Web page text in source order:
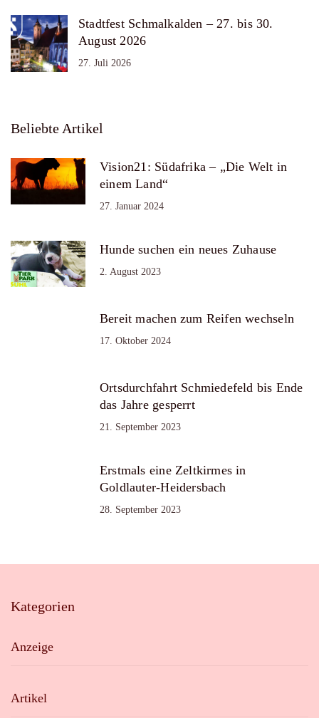
Stadtfest Schmalkalden – 27. bis 30.
August 2026
27. Juli 2026
Beliebte Artikel
Vision21: Südafrika – „Die Welt in
einem Land“
27. Januar 2024
Hunde suchen ein neues Zuhause
2. August 2023
Bereit machen zum Reifen wechseln
17. Oktober 2024
Ortsdurchfahrt Schmiedefeld bis Ende
das Jahre gesperrt
21. September 2023
Erstmals eine Zeltkirmes in
Goldlauter-Heidersbach
28. September 2023
Kategorien
Anzeige
Artikel